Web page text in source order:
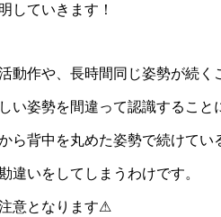
していきます！
動作や、長時間同じ姿勢が続く
い姿勢を間違って認識すること
ら背中を丸めた姿勢で続けてい
違いをしてしまうわけです。
意となります⚠